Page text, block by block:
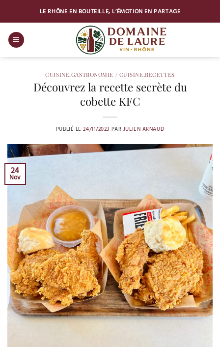
contenu
LE RHÔNE EN BOUTEILLE, L’ÉMOTION EN PARTAGE
CUISINE,GASTRONOMIE / CUISINE,RECETTES
Découvrez la recette secrète du
cobette KFC
PUBLIÉ LE24/11/2023 PAR JULIEN ARNAUD
24
Nov